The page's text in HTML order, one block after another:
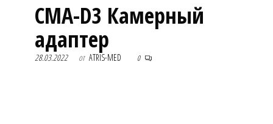
CMA-D3 Камерный
адаптер
28.03.2022 от ATRIS-MED 0